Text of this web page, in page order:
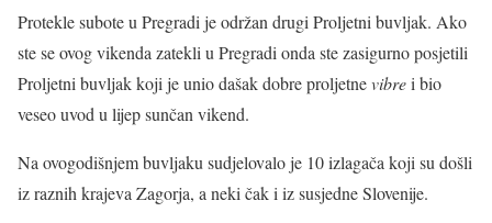
Protekle subote u Pregradi je održan drugi Proljetni buvljak. Ako
ste se ovog vikenda zatekli u Pregradi onda ste zasigurno posjetili
Proljetni buvljak koji je unio dašak dobre proljetnevibrei bio
veseo uvod u lijep sunčan vikend.
Na ovogodišnjem buvljaku sudjelovalo je 10 izlagača koji su došli
iz raznih krajeva Zagorja, a neki čak i iz susjedne Slovenije.